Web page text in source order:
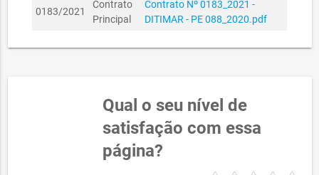
0183/2021
Contrato
Principal
Contrato Nº 0183_2021 -
DITIMAR - PE 088_2020.pdf
Qual o seu nível de
satisfação com essa
página?